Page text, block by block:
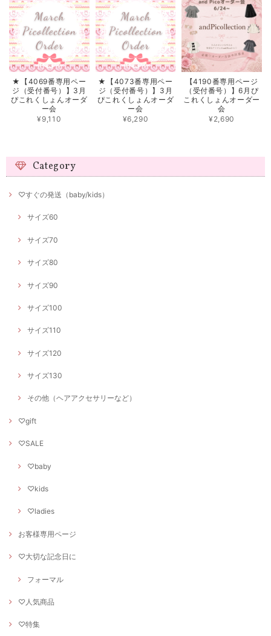
★【4069番専用ペー
ジ（受付番号）】3月
ぴこれくしょんオーダ
ー会
¥9,110
★【4073番専用ペー
ジ（受付番号）】3月
ぴこれくしょんオーダ
ー会
¥6,290
【4190番専用ページ
（受付番号）】6月ぴ
これくしょんオーダー
会
¥2,690
Category
♡すぐの発送（baby/kids）
サイズ60
サイズ70
サイズ80
サイズ90
サイズ100
サイズ110
サイズ120
サイズ130
その他（ヘアアクセサリーなど）
♡gift
♡SALE
♡baby
♡kids
♡ladies
お客様専用ページ
♡大切な記念日に
フォーマル
♡人気商品
♡特集